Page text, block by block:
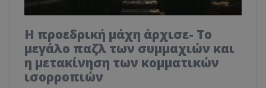
Η προεδρική μάχη άρχισε- Το
μεγάλο παζλ των συμμαχιών και
η μετακίνηση των κομματικών
ισορροπιών